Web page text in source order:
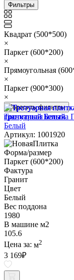
Фильтры
Квадрат (500*500)
×
Паркет (600*200)
×
Прямоугольная
×
Паркет (900*300)
×
Сбросить фильтры
Тротуарная плитка
Белый
Артикул: 1001920
Форма/размер
Паркет (600*200)
Фактура
Гранит
Цвет
Белый
Вес поддона
1980
В машине м2
105.6
Цена за: м2
3 169₽